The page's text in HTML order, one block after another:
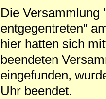
Die Versammlung
entgegentreten"
hier hatten sich
beendeten
eingefunden,
Uhr beendet.